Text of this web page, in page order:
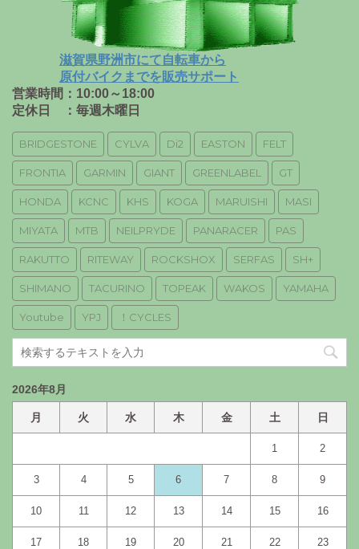
滋賀県野洲市にて自転車から
原付バイクまでを販売サポート
営業時間：10:00～18:00
定休日 ：毎週木曜日
BRIDGESTONE CYLVA Di2 EASTON FELT
FRONTIA GARMIN GIANT GREENLABEL GT
HONDA KCNC KHS KOGA MARUISHI MASI
MIYATA MTB NEILPRYDE PANARACER PAS
RAKUTTO RITEWAY ROCKSHOX SERFAS SH+
SHIMANO TACURINO TOPEAK WAKOS YAMAHA
Youtube YPJ ！CYCLES
2026年8月
月 火 水 木 金 土 日
1 2
3 4 5 6 7 8 9
10 11 12 13 14 15 16
17 18 19 20 21 22 23